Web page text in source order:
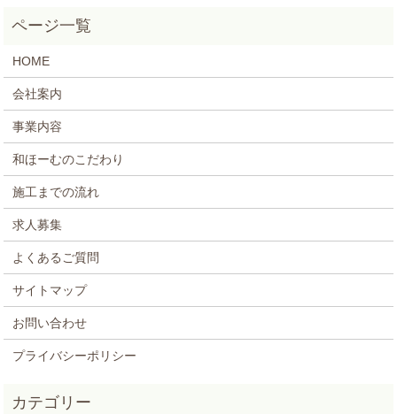
HOME
会社案内
事業内容
和ほーむのこだわり
施工までの流れ
求人募集
よくあるご質問
サイトマップ
お問い合わせ
プライバシーポリシー